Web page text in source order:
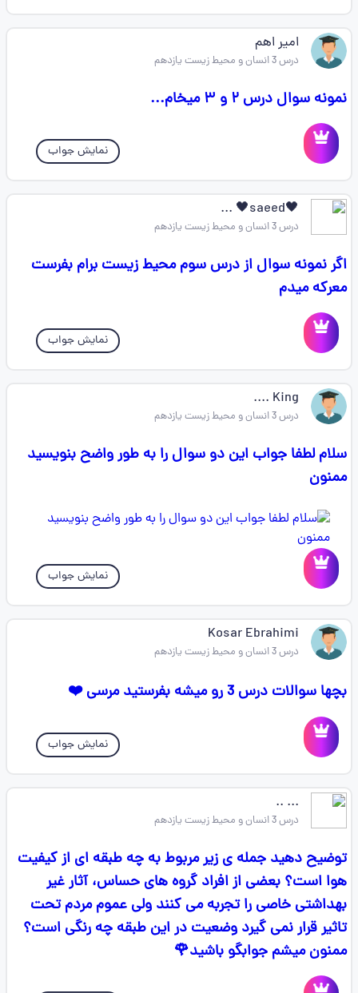
امیر اهم
درس 3 انسان و محیط زیست یازدهم
نمونه سوال درس ۲ و ۳ میخام...
نمایش جواب
🖤saeed🖤 ...
درس 3 انسان و محیط زیست یازدهم
اگر نمونه سوال از درس سوم محیط زیست برام بفرست
معرکه میدم
نمایش جواب
King ....
درس 3 انسان و محیط زیست یازدهم
سلام لطفا جواب این دو سوال را به طور واضح بنویسید
ممنون
نمایش جواب
Kosar Ebrahimi
درس 3 انسان و محیط زیست یازدهم
بچها سوالات درس 3 رو میشه بفرستید مرسی ❤️
نمایش جواب
... ..
درس 3 انسان و محیط زیست یازدهم
توضیح دهید جمله ی زیر مربوط به چه طبقه ای از کیفیت
هوا است؟ بعضی از افراد گروه های حساس، آثار غیر
بهداشتی خاصی را تجربه می کنند ولی عموم مردم تحت
تاثیر قرار نمی گیرد وضعیت در این طبقه چه رنگی است؟
ممنون میشم جوابگو باشید🌹